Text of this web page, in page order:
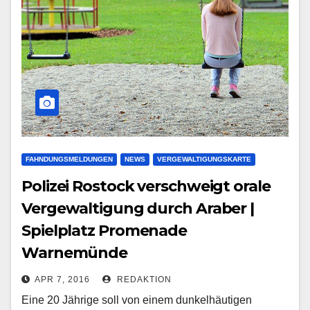
FAHNDUNGSMELDUNGEN NEWS VERGEWALTIGUNGSKARTE
Polizei Rostock verschweigt orale
Vergewaltigung durch Araber |
Spielplatz Promenade
Warnemünde
APR 7, 2016 REDAKTION
Eine 20 Jährige soll von einem dunkelhäutigen